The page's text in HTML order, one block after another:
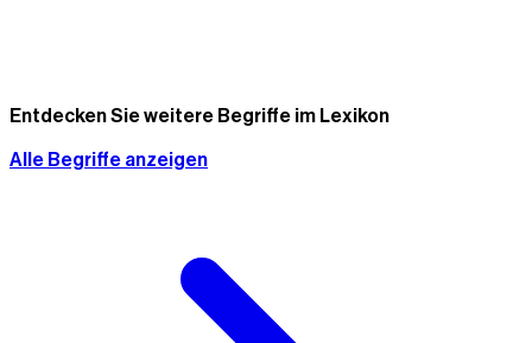
Entdecken Sie weitere Begriffe im Lexikon
Alle Begriffe anzeigen